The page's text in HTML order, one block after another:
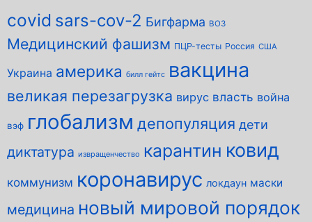
covid sars-cov-2 Бигфарма ВОЗ
Медицинский фашизм ПЦР-тесты Россия США
Украина америка билл гейтс вакцина
великая перезагрузка вирус власть война
вэф глобализм депопуляция дети
диктатура извращенчество карантин ковид
коммунизм коронавирус локдаун маски
медицина новый мировой порядок